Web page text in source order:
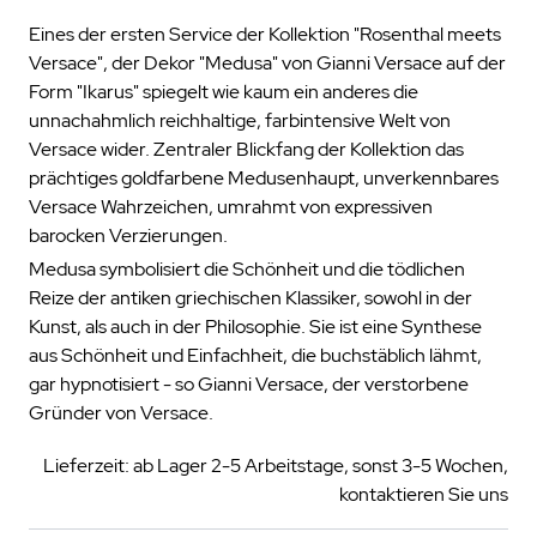
Eines der ersten Service der Kollektion "Rosenthal meets
Versace", der Dekor "Medusa" von Gianni Versace auf der
Form "Ikarus" spiegelt wie kaum ein anderes die
unnachahmlich reichhaltige, farbintensive Welt von
Versace wider. Zentraler Blickfang der Kollektion das
prächtiges goldfarbene Medusenhaupt, unverkennbares
Versace Wahrzeichen, umrahmt von expressiven
barocken Verzierungen.
Medusa symbolisiert die Schönheit und die tödlichen
Reize der antiken griechischen Klassiker, sowohl in der
Kunst, als auch in der Philosophie. Sie ist eine Synthese
aus Schönheit und Einfachheit, die buchstäblich lähmt,
gar hypnotisiert - so Gianni Versace, der verstorbene
Gründer von Versace.
Lieferzeit: ab Lager 2-5 Arbeitstage, sonst 3-5 Wochen,
kontaktieren Sie uns